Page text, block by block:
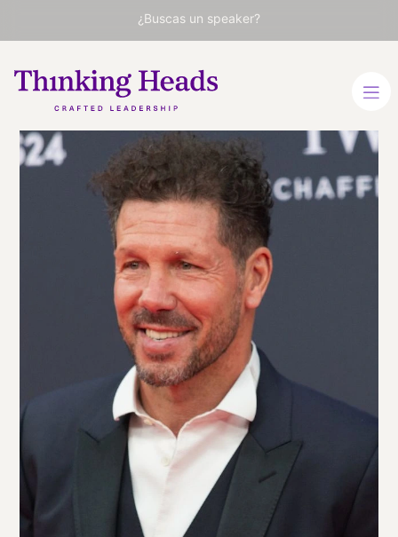
¿Buscas un speaker?
Diego
"Cholo"
Simeone
Exfutbolista. Entrenador del
Club Atlético de Madrid
ESPAÑOL
VER PERFIL
Viaja
desde
ESPAÑA